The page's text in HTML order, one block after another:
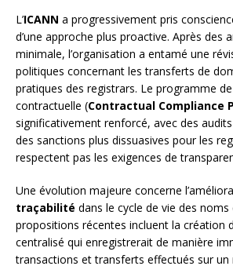
L’ICANN a progressivement pris
d’une approche plus proactive. Après des
minimale, l’organisation a entamé une
politiques concernant les transferts de
pratiques des registrars. Le programme
contractuelle (Contractual Compliance
significativement renforcé, avec des
des sanctions plus dissuasives pour les
respectent pas les exigences de
Une évolution majeure concerne
traçabilité dans le cycle de vie des
propositions récentes incluent la création
centralisé qui enregistrerait de manière
transactions et transferts effectués sur un